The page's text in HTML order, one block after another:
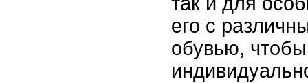
его с
обувью,